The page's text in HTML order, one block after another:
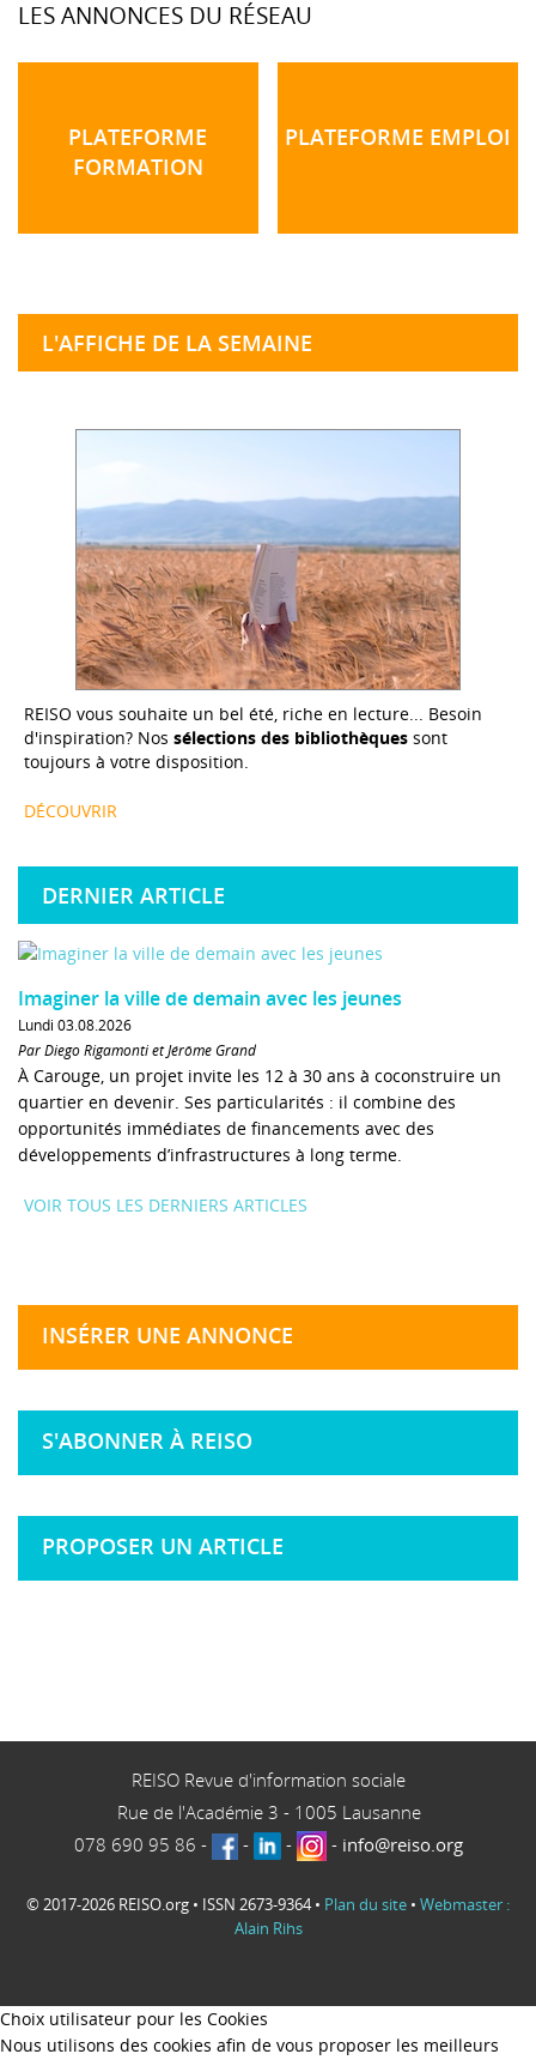
LES ANNONCES DU RÉSEAU
PLATEFORME
FORMATION
PLATEFORME EMPLOI
L'AFFICHE DE LA SEMAINE
REISO vous souhaite un bel été, riche en lecture... Besoin
d'inspiration? Nos sélections des bibliothèques sont
toujours à votre disposition.
DÉCOUVRIR
DERNIER ARTICLE
Imaginer la ville de demain avec les jeunes
Lundi 03.08.2026
Par Diego Rigamonti et Jérôme Grand
À Carouge, un projet invite les 12 à 30 ans à coconstruire un
quartier en devenir. Ses particularités : il combine des
opportunités immédiates de financements avec des
développements d’infrastructures à long terme.
VOIR TOUS LES DERNIERS ARTICLES
INSÉRER UNE ANNONCE
S'ABONNER À REISO
PROPOSER UN ARTICLE
REISO Revue d'information sociale
Rue de l'Académie 3 - 1005 Lausanne
078 690 95 86 - - - - info@reiso.org
© 2017-2026 REISO.org • ISSN 2673-9364 • Plan du site • Webmaster :
Alain Rihs
Choix utilisateur pour les Cookies
Nous utilisons des cookies afin de vous proposer les meilleurs